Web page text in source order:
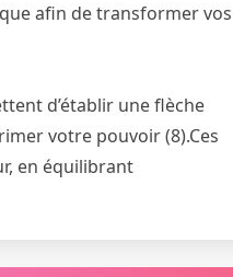
afin de transformer vos
d’établir une flèche
votre pouvoir (8).Ces
en équilibrant